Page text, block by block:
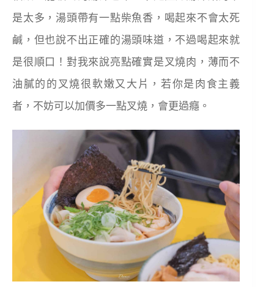
是太多，湯頭帶有一點柴魚香，喝起來不會太死
鹹，但也說不出正確的湯頭味道，不過喝起來就
是很順口！對我來說亮點確實是叉燒肉，薄而不
油膩的的叉燒很軟嫩又大片，若你是肉食主義
者，不妨可以加價多一點叉燒，會更過癮。